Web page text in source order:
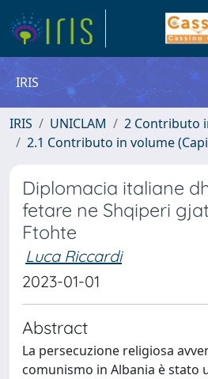
IRIS
IRIS UNICLAM
2 Contributo
2.1 Contributo in volume
Diplomacia italiane
fetare ne Shqiperi
Ftohte
Luca Riccardi
2023-01-01
Abstract
La persecuzione religiosa
comunismo in Albania è stato